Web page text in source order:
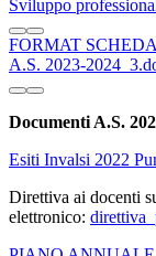
Sviluppo
FORMAT
A.S. 2023-
Documenti A.S.
Esiti Invalsi 2022
Direttiva ai docenti
elettronico: